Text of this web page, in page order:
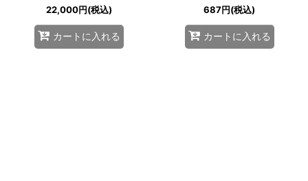
22,000円(税込)
カートに入れる
687円(税込)
カートに入れる